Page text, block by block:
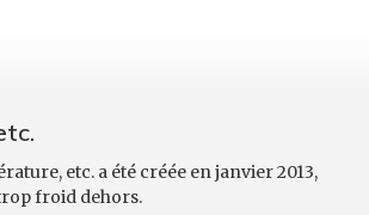
etc. a été créée en janvier 2013,
froid dehors.